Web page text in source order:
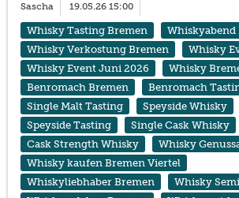
Sascha 19.05.26 15:00
Whisky Tasting Bremen
Whiskyabend
Whisky Verkostung Bremen
Whisky
Whisky Event Juni 2026
Whisky
Benromach Bremen
Benromach
Single Malt Tasting
Speyside Whisky
Speyside Tasting
Single Cask Whisky
Cask Strength Whisky
Whisky
Whisky kaufen Bremen Viertel
Whiskyliebhaber Bremen
Whisky